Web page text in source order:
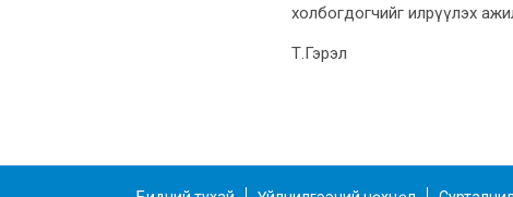
холбогдогчийг илрүүлэх
Т.Гэрэл